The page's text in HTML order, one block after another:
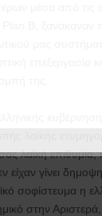
μέσα από τις
B, ξανάκαναν
μας
επεξεργασία
της.
λαϊκής
λαϊκή
γίνει
σοφίστευμα η
στην